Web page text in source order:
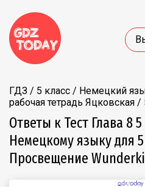
ГДЗ / 5 класс / Немецкий
рабочая тетрадь Яцковская /
Ответы к Тест Глава 8
Немецкому языку для
Просвещение